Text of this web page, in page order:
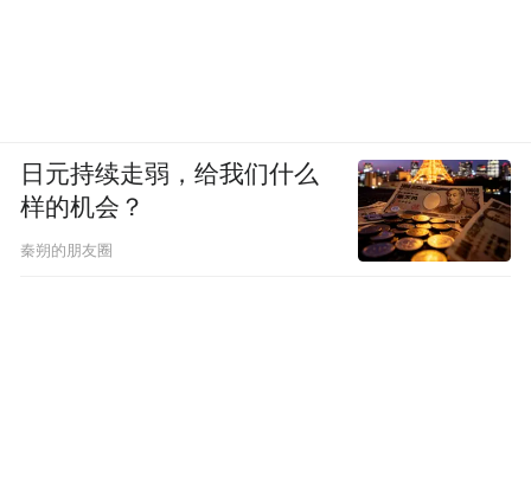
日元持续走弱，给我们什么
样的机会？
秦朔的朋友圈